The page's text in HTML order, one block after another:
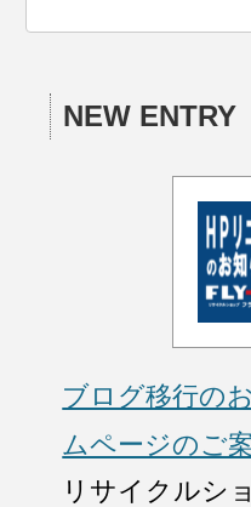
NEW ENTRY
ブログ移行の
ムページのご
リサイクルシ